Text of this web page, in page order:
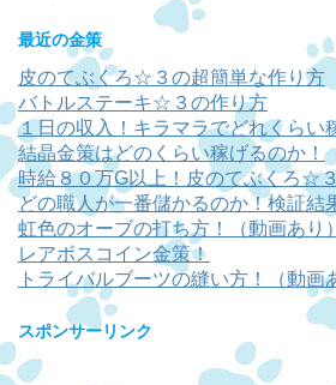
最近の金策
皮のてぶくろ☆３の超簡単な作り方
バトルステーキ☆３の作り方
１日の収入！キラマラでどれくらい
結晶金策はどのくらい稼げるのか！
時給８０万G以上！皮のてぶくろ☆
どの職人が一番儲かるのか！検証結
虹色のオーブの打ち方！（動画あり）
レアボスコイン金策！
トライバルブーツの縫い方！（動画
スポンサーリンク